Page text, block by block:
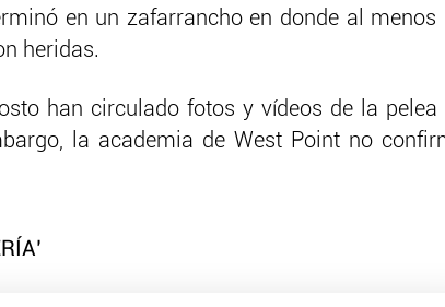
en un zafarrancho en donde al menos
heridas.
han circulado fotos y vídeos de la pelea
la academia de West Point no